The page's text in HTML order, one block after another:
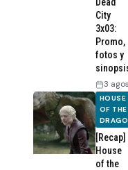
City
3x03:
Promo,
fotos y
3
HOUSE
OF THE
[Recap]
House
of the